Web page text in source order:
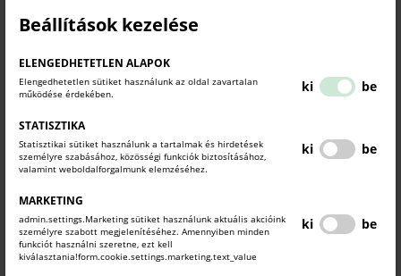
Beállítások kezelése
ELENGEDHETETLEN ALAPOK
Elengedhetetlen sütiket használunk az oldal zavartalan
működése érdekében.
ki be
STATISZTIKA
Statisztikai sütiket használunk a tartalmak és hirdetések
személyre szabásához, közösségi funkciók biztosításához,
valamint weboldalforgalmunk elemzéséhez.
ki be
MARKETING
admin.settings.Marketing sütiket használunk aktuális akcióink
személyre szabott megjelenítéséhez. Amennyiben minden
funkciót használni szeretne, ezt kell
kiválasztania!form.cookie.settings.marketing.text_value
ki be
köztelezettségének az NTAK-ban és rendelkezik legalább egy lezárt
https://info.kisfaludyprogram.hu/videki-italuzletek-
versenykepessegenek-tamogatasa
KAPCSOLÓDÓ TARTALMAK
TUDJON MEG TÖBBET.